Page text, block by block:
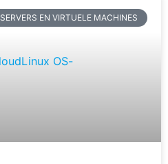
SERVERS EN VIRTUELE MACHINES